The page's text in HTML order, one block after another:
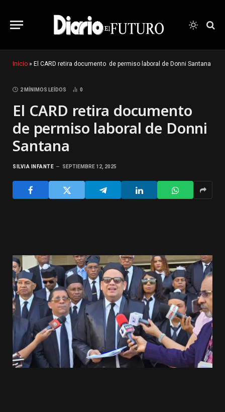
Inicio » El CARD retira documento de permiso laboral de Donni Santana
2 MÍNIMOS LEÍDOS 0
El CARD retira documento
de permiso laboral de Donni
Santana
SILVIA INFANTE SEPTIEMBRE 12, 2025